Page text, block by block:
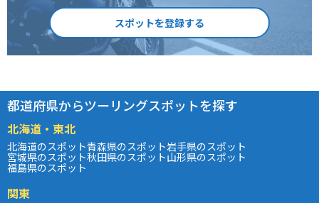
スポットを登録する
都道府県からツーリングスポットを探す
北海道・東北
北海道のスポット青森県のスポット岩手県のスポット
宮城県のスポット秋田県のスポット山形県のスポット
福島県のスポット
関東